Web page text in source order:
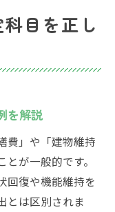
目を正し
を解説
費」や「建物維持
が一般的です。
回復や機能維持を
とは区別されま